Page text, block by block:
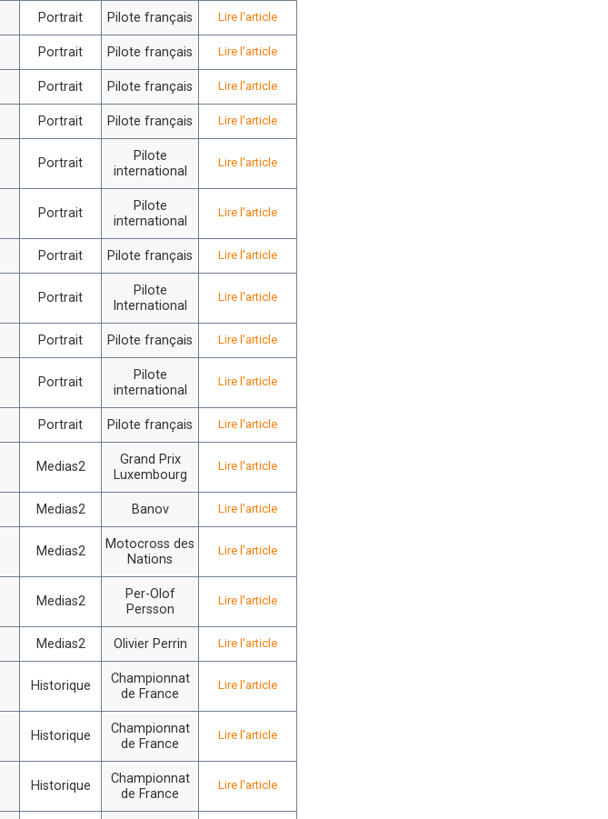
Portrait Pilote français Lire l'article
Portrait Pilote français Lire l'article
Portrait Pilote français Lire l'article
Portrait Pilote français Lire l'article
Portrait
Pilote
international
Lire l'article
Portrait
Pilote
international
Lire l'article
Portrait Pilote français Lire l'article
Portrait
Pilote
International
Lire l'article
Portrait Pilote français Lire l'article
Portrait
Pilote
international
Lire l'article
Portrait Pilote français Lire l'article
Medias2
Grand Prix
Luxembourg
Lire l'article
Medias2 Banov Lire l'article
Medias2
Motocross des
Nations
Lire l'article
Medias2
Per-Olof
Persson
Lire l'article
Medias2 Olivier Perrin Lire l'article
Historique
Championnat
de France
Lire l'article
Historique
Championnat
de France
Lire l'article
Historique
Championnat
de France
Lire l'article